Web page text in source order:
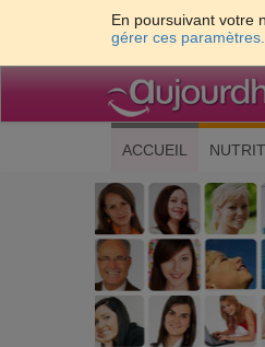
En poursuivant votre
gérer ces paramètres.
ACCUEIL (current)